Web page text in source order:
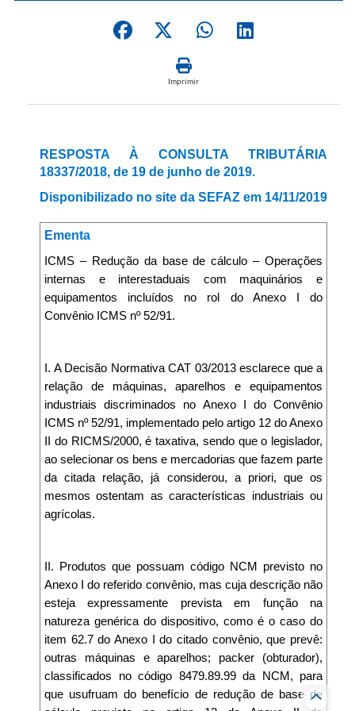
Imprimir
RESPOSTA À CONSULTA TRIBUTÁRIA
18337/2018, de 19 de junho de 2019.
Disponibilizado no site da SEFAZ em 14/11/2019
Ementa
ICMS – Redução da base de cálculo – Operações
internas e interestaduais com maquinários e
equipamentos incluídos no rol do Anexo I do
Convênio ICMS nº 52/91.
I. A Decisão Normativa CAT 03/2013 esclarece que a
relação de máquinas, aparelhos e equipamentos
industriais discriminados no Anexo I do Convênio
ICMS nº 52/91, implementado pelo artigo 12 do Anexo
II do RICMS/2000, é taxativa, sendo que o legislador,
ao selecionar os bens e mercadorias que fazem parte
da citada relação, já considerou, a priori, que os
mesmos ostentam as características industriais ou
agrícolas.
II. Produtos que possuam código NCM previsto no
Anexo I do referido convênio, mas cuja descrição não
esteja expressamente prevista em função na
natureza genérica do dispositivo, como é o caso do
item 62.7 do Anexo I do citado convênio, que prevê:
outras máquinas e aparelhos; packer (obturador),
classificados no código 8479.89.99 da NCM, para
que usufruam do benefício de redução de base de